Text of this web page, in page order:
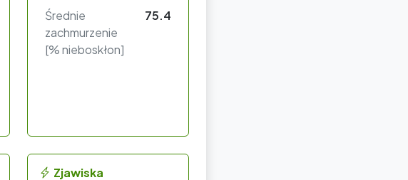
Średnie
zachmurzenie
[% nieboskłon]
75.4
Zjawiska